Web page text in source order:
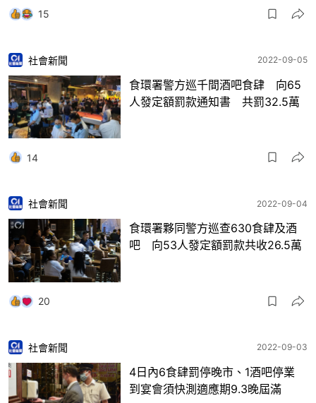
15
社會新聞 2022-09-05
食環署警方巡千間酒吧食肆 向65
人發定額罰款通知書 共罰32.5萬
14
社會新聞 2022-09-04
食環署夥同警方巡查630食肆及酒
吧 向53人發定額罰款共收26.5萬
20
社會新聞 2022-09-03
4日內6食肆罰停晚市、1酒吧停業
到宴會須快測適應期9.3晚屆滿